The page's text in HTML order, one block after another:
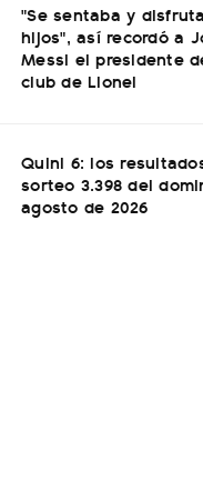
"Se sentaba y
hijos", así recordó a
Messi el presidente
club de Lionel
Quini 6: los
sorteo 3.398 del
agosto de 2026